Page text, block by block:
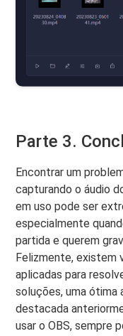
Parte 3.
Encontrar um
capturando o áudio
em uso pode ser
especialmente
partida e querem
Felizmente, existem
aplicadas para
soluções, uma ótima
destacada
usar o OBS, sempre